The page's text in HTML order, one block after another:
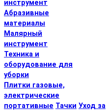
инструмент
Абразивные
материалы
Малярный
инструмент
Техника и
оборудование для
уборки
Плитки газовые,
электрические
портативные Тачки Уход за